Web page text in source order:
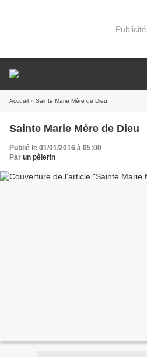
Publicité
Accueil » Sainte Marie Mère de Dieu
Sainte Marie Mère de Dieu
Publié le 01/01/2016 à 05:00
Par un pèlerin